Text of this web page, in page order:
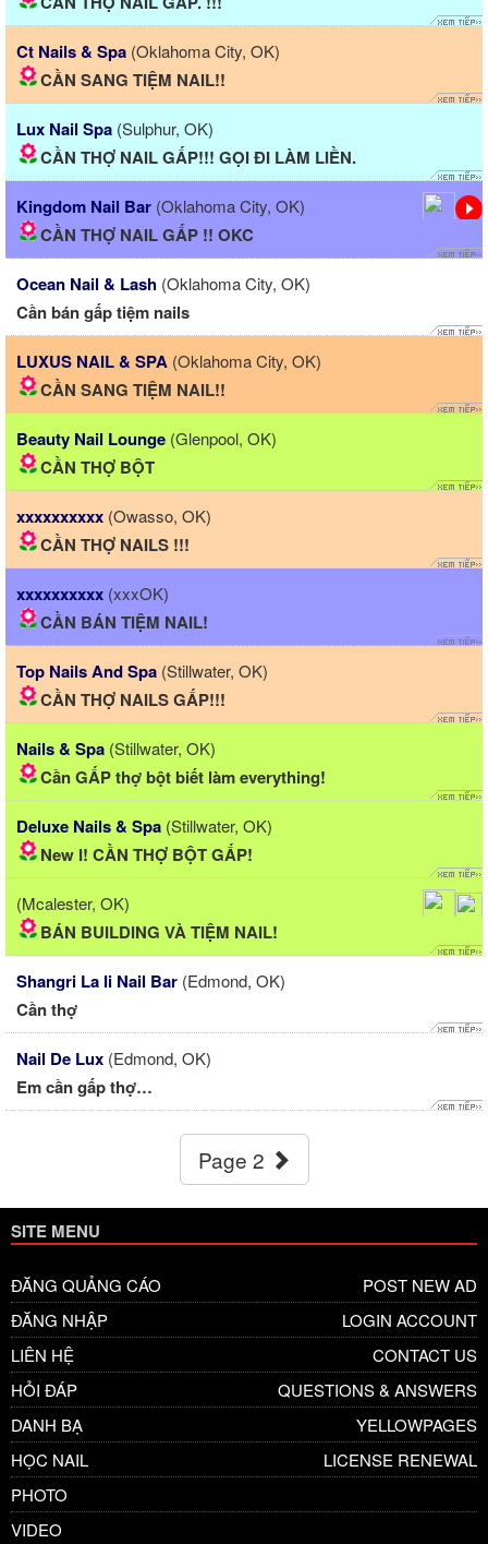
Ct Nails & Spa (Oklahoma City, OK)
CẦN SANG TIỆM NAIL!!
Lux Nail Spa (Sulphur, OK)
CẦN THỢ NAIL GẤP!!! GỌI ĐI LÀM LIỀN.
Kingdom Nail Bar (Oklahoma City, OK)
CẦN THỢ NAIL GẤP !! OKC
Ocean Nail & Lash (Oklahoma City, OK)
Cần bán gấp tiệm nails
LUXUS NAIL & SPA (Oklahoma City, OK)
CẦN SANG TIỆM NAIL!!
Beauty Nail Lounge (Glenpool, OK)
CẦN THỢ BỘT
xxxxxxxxxx (Owasso, OK)
CẦN THỢ NAILS !!!
xxxxxxxxxx (xxxOK)
CẦN BÁN TIỆM NAIL!
Top Nails And Spa (Stillwater, OK)
CẦN THỢ NAILS GẤP!!!
Nails & Spa (Stillwater, OK)
Cần GẤP thợ bột biết làm everything!
Deluxe Nails & Spa (Stillwater, OK)
New I! CẦN THỢ BỘT GẤP!
(Mcalester, OK)
BÁN BUILDING VÀ TIỆM NAIL!
Shangri La Ii Nail Bar (Edmond, OK)
Cần thợ
Nail De Lux (Edmond, OK)
Em cần gấp thợ…
Page 2
SITE MENU
ĐĂNG QUẢNG CÁO
POST NEW AD
ĐĂNG NHẬP
LOGIN ACCOUNT
LIÊN HỆ
CONTACT US
HỎI ĐÁP
QUESTIONS & ANSWERS
DANH BẠ
YELLOWPAGES
HỌC NAIL
LICENSE RENEWAL
PHOTO
VIDEO